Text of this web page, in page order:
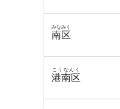
南区
みなみく
港南区
こうなんく